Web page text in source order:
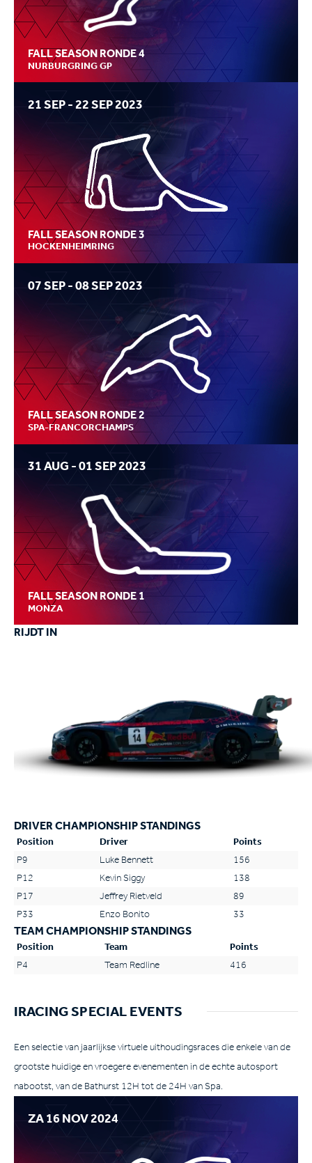
FALL SEASON RONDE 4
NURBURGRING GP
21 SEP - 22 SEP 2023
FALL SEASON RONDE 3
HOCKENHEIMRING
07 SEP - 08 SEP 2023
FALL SEASON RONDE 2
SPA-FRANCORCHAMPS
31 AUG - 01 SEP 2023
FALL SEASON RONDE 1
MONZA
RIJDT IN
DRIVER CHAMPIONSHIP STANDINGS
Position Driver
Points
P9
Luke Bennett
156
P12
Kevin Siggy
138
P17
Jeffrey Rietveld
89
P33
Enzo Bonito 33
TEAM CHAMPIONSHIP STANDINGS
Position Team
Points
P4
Team Redline 416
IRACING SPECIAL EVENTS
Een selectie van jaarlijkse virtuele uithoudingsraces die enkele van de
grootste huidige en vroegere evenementen in de echte autosport
nabootst, van de Bathurst 12H tot de 24H van Spa.
ZA 16 NOV 2024